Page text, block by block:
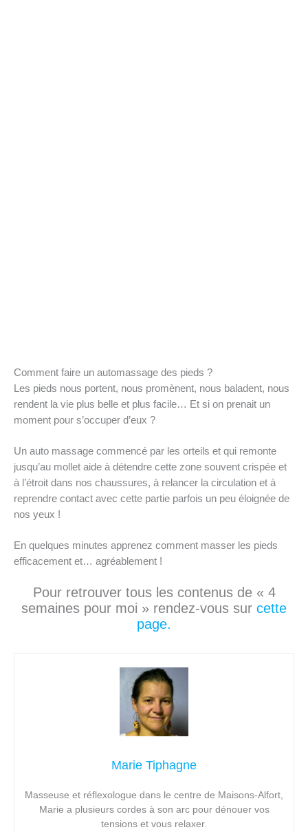
Comment faire un automassage des pieds ?
Les pieds nous portent, nous promènent, nous baladent, nous
rendent la vie plus belle et plus facile… Et si on prenait un
moment pour s’occuper d’eux ?
Un auto massage commencé par les orteils et qui remonte
jusqu’au mollet aide à détendre cette zone souvent crispée et
à l’étroit dans nos chaussures, à relancer la circulation et à
reprendre contact avec cette partie parfois un peu éloignée de
nos yeux !
En quelques minutes apprenez comment masser les pieds
efficacement et… agréablement !
Pour retrouver tous les contenus de « 4
semaines pour moi » rendez-vous sur cette
page.
Marie Tiphagne
Masseuse et réflexologue dans le centre de Maisons-Alfort,
Marie a plusieurs cordes à son arc pour dénouer vos
tensions et vous relaxer.